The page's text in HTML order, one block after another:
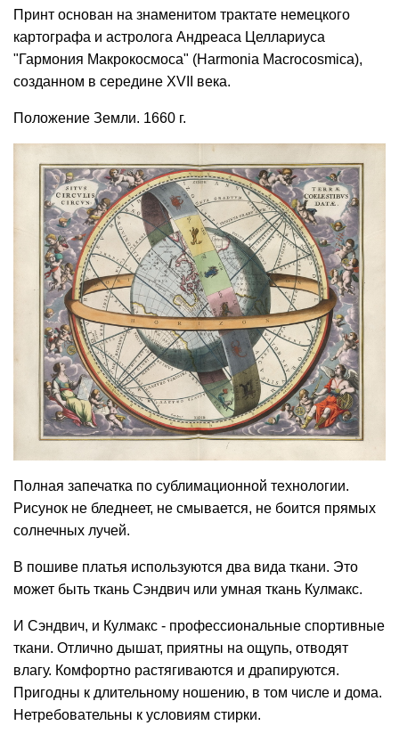
Принт основан на знаменитом трактате немецкого
картографа и астролога Андреаса Целлариуса
"Гармония Макрокосмоса" (Harmonia Macrocosmica),
созданном в середине XVII века.
Положение Земли. 1660 г.
Полная запечатка по сублимационной технологии.
Рисунок не бледнеет, не смывается, не боится прямых
солнечных лучей.
В пошиве платья используются два вида ткани. Это
может быть ткань Сэндвич или умная ткань Кулмакс.
И Сэндвич, и Кулмакс - профессиональные спортивные
ткани. Отлично дышат, приятны на ощупь, отводят
влагу. Комфортно растягиваются и драпируются.
Пригодны к длительному ношению, в том числе и дома.
Нетребовательны к условиям стирки.